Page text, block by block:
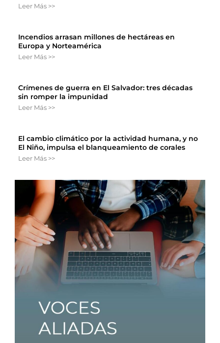
Leer Más >>
Incendios arrasan millones de hectáreas en
Europa y Norteamérica
Leer Más >>
Crímenes de guerra en El Salvador: tres décadas
sin romper la impunidad
Leer Más >>
El cambio climático por la actividad humana, y no
El Niño, impulsa el blanqueamiento de corales
Leer Más >>